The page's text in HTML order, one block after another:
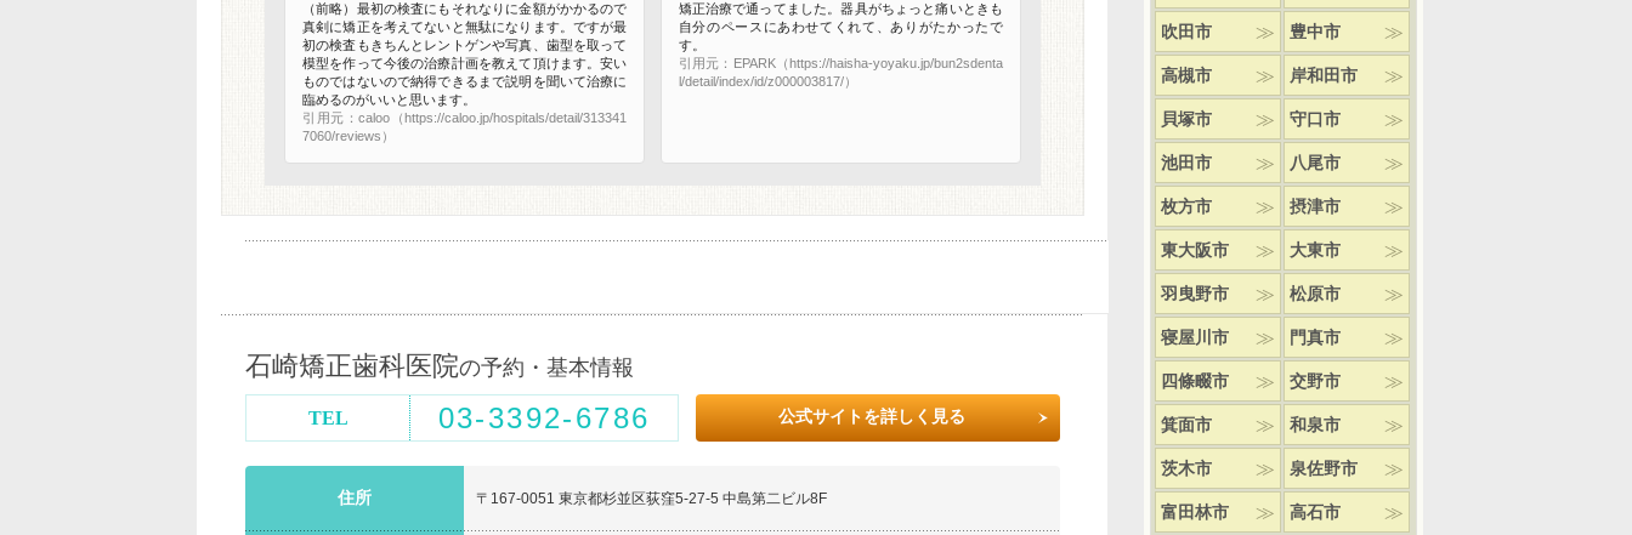
（前略）最初の検査にもそれなりに金額がかかるので
真剣に矯正を考えてないと無駄になります。ですが最
初の検査もきちんとレントゲンや写真、歯型を取って
模型を作って今後の治療計画を教えて頂けます。安い
ものではないので納得できるまで説明を聞いて治療に
臨めるのがいいと思います。
引用元：caloo（https://caloo.jp/hospitals/detail/313341
7060/reviews）
矯正治療で通ってました。器具がちょっと痛いときも
自分のペースにあわせてくれて、ありがたかったで
す。
引用元：EPARK（https://haisha-yoyaku.jp/bun2sdenta
l/detail/index/id/z000003817/）
石崎矯正歯科医院の予約・基本情報
TEL 03-3392-6786 公式サイトを詳しく見る
住所 〒167-0051 東京都杉並区荻窪5-27-5 中島第二ビル8F
吹田市 豊中市
高槻市 岸和田市
貝塚市 守口市
池田市 八尾市
枚方市 摂津市
東大阪市 大東市
羽曳野市 松原市
寝屋川市 門真市
四條畷市 交野市
箕面市 和泉市
茨木市 泉佐野市
富田林市 高石市